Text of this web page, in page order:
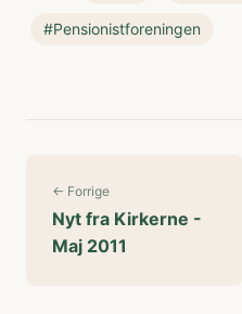
#Pensionistforeningen
← Forrige
Nyt fra Kirkerne -
Maj 2011